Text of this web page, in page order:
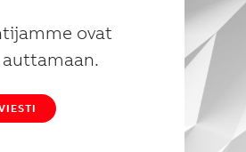
ovat